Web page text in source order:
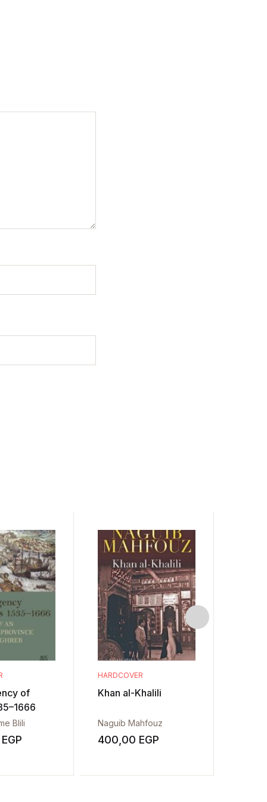
of
Blili
EGP
HARDCOVER
Khan al-Khalili
Naguib Mahfouz
400,00 EGP